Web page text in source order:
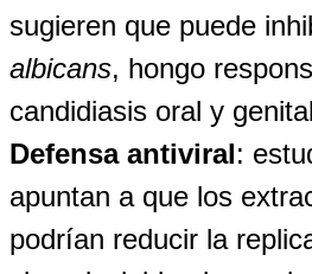
sugieren que puede
albicans, hongo
candidiasis oral y
Defensa antiviral:
apuntan a que los
podrían reducir la